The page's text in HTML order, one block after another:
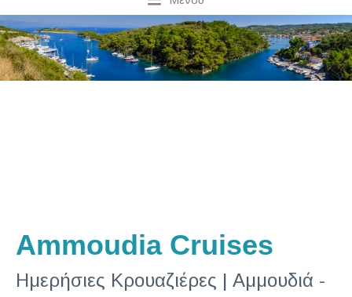
Ammoudia Cruises
Ημερήσιες Κρουαζιέρες | Αμμουδιά -